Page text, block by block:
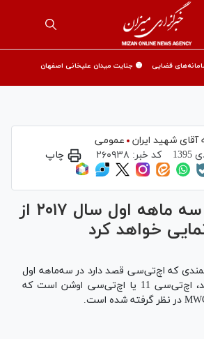
قضایی 🟡 جنایت میدان علیخانی اصفهان
آقای شهید ایران
عمومی
کد خبر: ۲۶۰۹۳۸ چاپ
اچ تی سی در سه ماهه اول سال ۲۰۱۷ از
خواهد کرد
که اچ‌تی‌سی قصد دارد در سه‌ماهه اول
سال ۲۰۱۷ معرفی کند، اچ‌تی‌سی 11 یا اچ‌تی‌سی اوشن است که